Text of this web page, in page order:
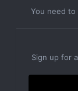
You need to
Sign up for